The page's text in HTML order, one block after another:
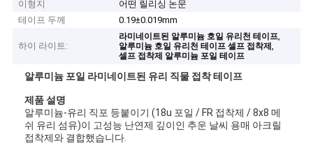
이형지
어떤 릴리싱 논문
테이프 두께
0.19±0.019mm
하이 라이트:
라미네이트된 알루미늄 호일 유리천 테이프,
알루미늄 호일 유리천 테이프 셀프 접착제,
셀프 접착제 알루미늄 포일 테이프
알루미늄 포일 라미네이트된 유리 직물 접착 테이프
제품 설명
알루미늄-유리 직포 등붙이기 (18u 포일 / FR 접착제 / 8x8 메
쉬 유리 섬유)이 고성능 난연제 깊이인 추운 날씨 용매 아크릴
접착제와 결합했습니다.